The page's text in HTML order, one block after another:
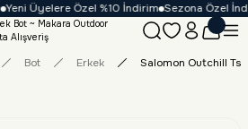
Yeni Üyelere Özel %10 İndirim Sezona Özel
Bot Erkek Salomon Outchill Ts